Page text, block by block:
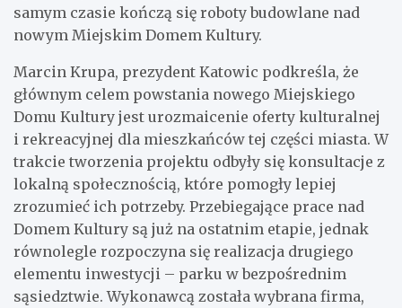
samym czasie kończą się roboty budowlane nad
nowym Miejskim Domem Kultury.
Marcin Krupa, prezydent Katowic podkreśla, że
głównym celem powstania nowego Miejskiego
Domu Kultury jest urozmaicenie oferty kulturalnej
i rekreacyjnej dla mieszkańców tej części miasta. W
trakcie tworzenia projektu odbyły się konsultacje z
lokalną społecznością, które pomogły lepiej
zrozumieć ich potrzeby. Przebiegające prace nad
Domem Kultury są już na ostatnim etapie, jednak
równolegle rozpoczyna się realizacja drugiego
elementu inwestycji – parku w bezpośrednim
sąsiedztwie. Wykonawcą została wybrana firma,